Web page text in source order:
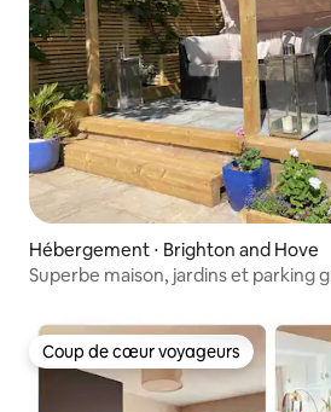
Hébergement ⋅ Brighton and Hove
Superbe maison, jardins et parking
Coup de cœur voyageurs
Coup de cœur voyageurs